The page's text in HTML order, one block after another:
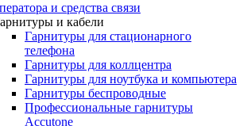
и средства связи
и кабели
Гарнитуры для стационарного
телефона
Гарнитуры для коллцентра
Гарнитуры для ноутбука и компьютера
Гарнитуры беспроводные
Профессиональные гарнитуры
Accutone